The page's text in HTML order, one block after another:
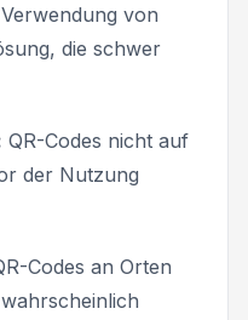
Verwendung von
die schwer
QR-Codes nicht auf
der Nutzung
Codes an Orten